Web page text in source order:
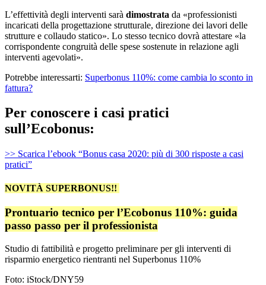
L’effettività degli interventi sarà dimostrata da «professionisti
incaricati della progettazione strutturale, direzione dei lavori delle
strutture e collaudo statico». Lo stesso tecnico dovrà attestare «la
corrispondente congruità delle spese sostenute in relazione agli
interventi agevolati».
Potrebbe interessarti: Superbonus 110%: come cambia lo sconto in
fattura?
Per conoscere i casi pratici
sull’Ecobonus:
>> Scarica l’ebook “Bonus casa 2020: più di 300 risposte a casi
pratici”
NOVITÀ SUPERBONUS!!
Prontuario tecnico per l’Ecobonus 110%: guida
passo passo per il professionista
Studio di fattibilità e progetto preliminare per gli interventi di
risparmio energetico rientranti nel Superbonus 110%
Foto: iStock/DNY59